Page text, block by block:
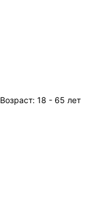
Возраст: 18 - 65 лет